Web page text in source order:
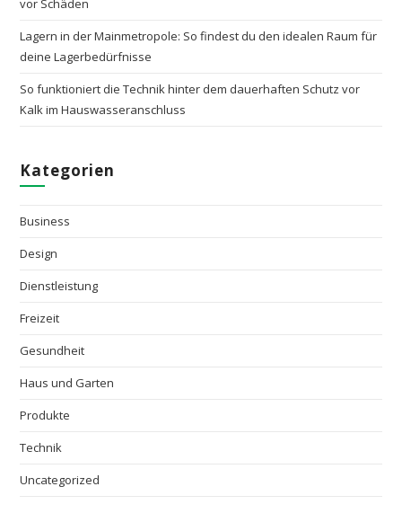
vor Schäden
Lagern in der Mainmetropole: So findest du den idealen Raum für
deine Lagerbedürfnisse
So funktioniert die Technik hinter dem dauerhaften Schutz vor
Kalk im Hauswasseranschluss
Kategorien
Business
Design
Dienstleistung
Freizeit
Gesundheit
Haus und Garten
Produkte
Technik
Uncategorized